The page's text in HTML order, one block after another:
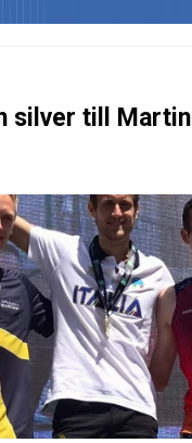
silver till Martin